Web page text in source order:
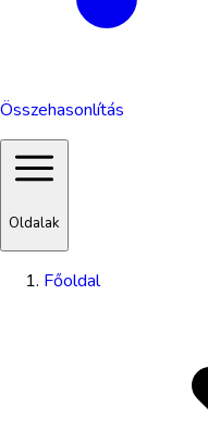
Összehasonlítás
Oldalak
Főoldal